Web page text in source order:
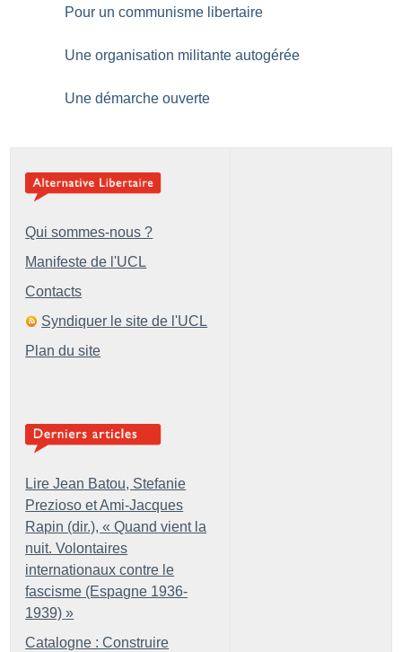
Pour un communisme libertaire
Une organisation militante autogérée
Une démarche ouverte
Qui sommes-nous ?
Manifeste de l'UCL
Contacts
Syndiquer le site de l'UCL
Plan du site
Lire Jean Batou, Stefanie
Prezioso et Ami-Jacques
Rapin (dir.), « Quand vient la
nuit. Volontaires
internationaux contre le
fascisme (Espagne 1936-
1939) »
Catalogne : Construire